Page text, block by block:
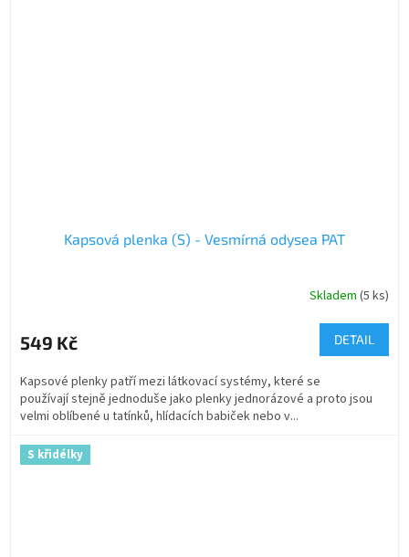
Kapsová plenka (S) - Vesmírná odysea PAT
Skladem (5 ks)
549 Kč DETAIL
Kapsové plenky patří mezi látkovací systémy, které se
používají stejně jednoduše jako plenky jednorázové a proto jsou
velmi oblíbené u tatínků, hlídacích babiček nebo v...
S křidélky